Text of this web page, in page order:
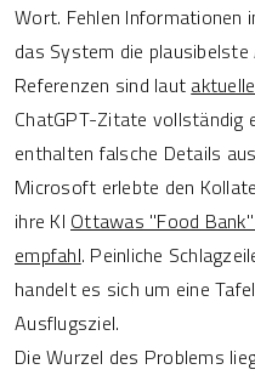
Wort. Fehlen Informationen
das System die
Referenzen sind laut
ChatGPT-Zitate vollständig
enthalten falsche Details
Microsoft erlebte den
ihre KI Ottawas "Food
empfahl. Peinliche
handelt es sich um eine
Ausflugsziel.
Die Wurzel des Problems